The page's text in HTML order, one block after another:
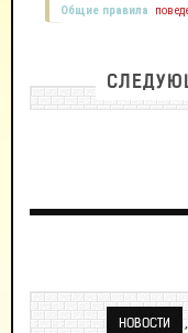
Общие правила
НОВОСТИ